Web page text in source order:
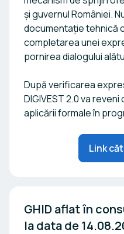
și guvernul României.
documentație tehnică
completarea unei
pornirea dialogului
După verificarea
DIGIVEST 2.0 va
aplicării formale în
Link
GHID aflat în
la data de